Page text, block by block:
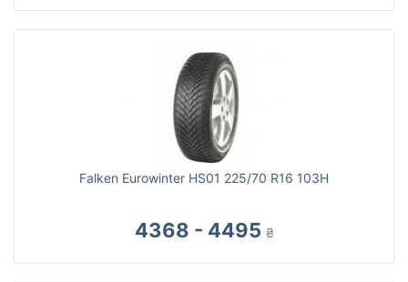
Falken Eurowinter HS01 225/70 R16 103H
4368 - 4495 ₴